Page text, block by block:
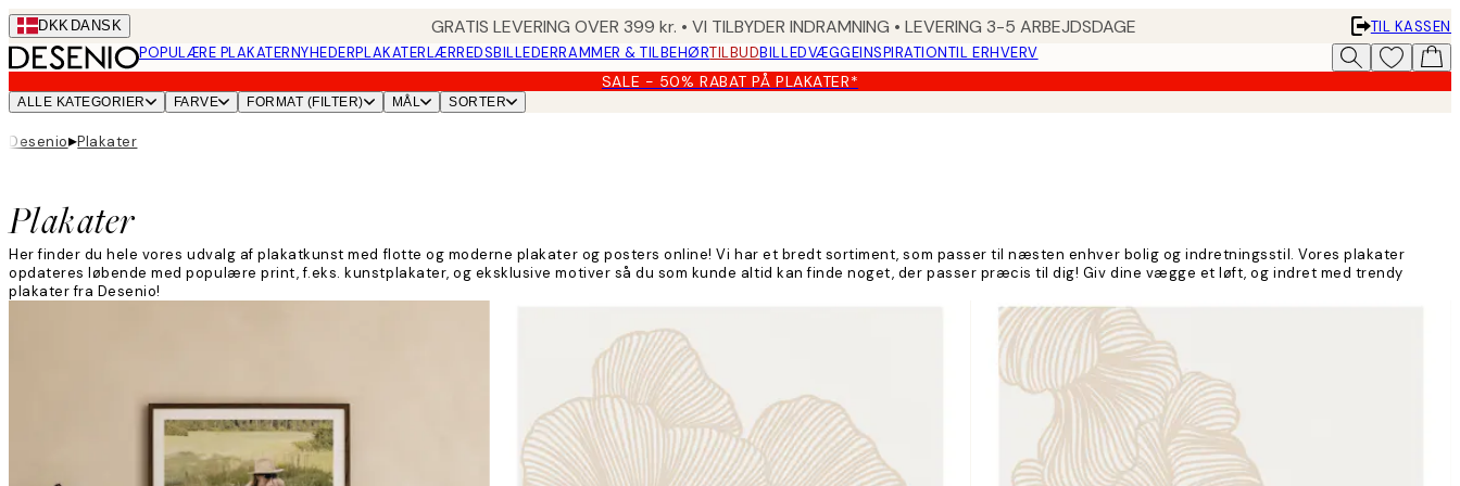
Skip
to
main
content.
DKK DANSK GRATIS LEVERING OVER 399 kr. • VI TILBYDER INDRAMNING • LEVERING 3-5 ARBEJDSDAGE
TIL KASSEN
POPULÆRE PLAKATERNYHEDERPLAKATERLÆRREDSBILLEDERRAMMER & TILBEHØRTILBUDBILLEDVÆGGEINSPIRATIONTIL ERHVERV
SALE - 50% RABAT PÅ PLAKATER*
ALLE KATEGORIER FARVE FORMAT (FILTER) MÅL SORTER
Desenio▸Plakater
Plakater
Her finder du hele vores udvalg af plakatkunst med flotte og moderne plakater og posters online! Vi har et bredt sortiment, som passer til næsten enhver bolig og indretningsstil. Vores plakater
opdateres løbende med populære print, f.eks. kunstplakater, og eksklusive motiver så du som kunde altid kan finde noget, der passer præcis til dig! Giv dine vægge et løft, og indret med trendy
plakater fra Desenio!